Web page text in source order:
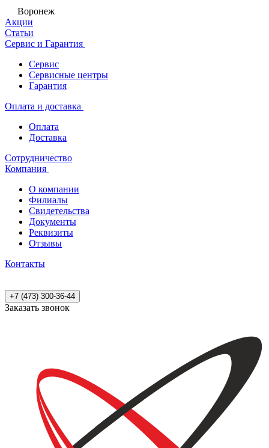
Воронеж
Акции
Статьи
Сервис и Гарантия
Сервис
Сервисные центры
Гарантия
Оплата и доставка
Оплата
Доставка
Сотрудничество
Компания
О компании
Филиалы
Свидетельства
Документы
Реквизиты
Отзывы
Контакты
+7 (473) 300-36-44
Заказать звонок